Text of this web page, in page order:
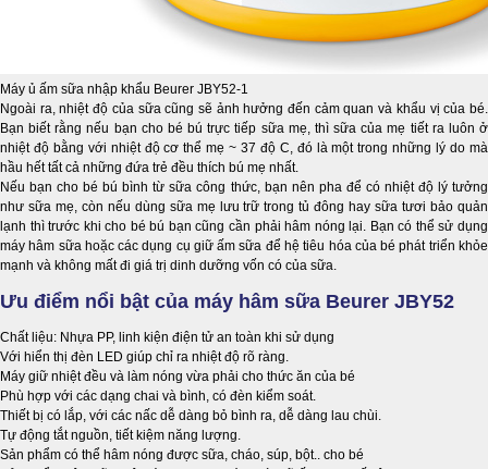
Máy ủ ấm sữa nhập khẩu Beurer JBY52-1
Ngoài ra, nhiệt độ của sữa cũng sẽ ảnh hưởng đến cảm quan và khẩu vị của bé.
Bạn biết rằng nếu bạn cho bé bú trực tiếp sữa mẹ, thì sữa của mẹ tiết ra luôn ở
nhiệt độ bằng với nhiệt độ cơ thể mẹ ~ 37 độ C, đó là một trong những lý do mà
hầu hết tất cả những đứa trẻ đều thích bú mẹ nhất.
Nếu bạn cho bé bú bình từ sữa công thức, bạn nên pha để có nhiệt độ lý tưởng
như sữa mẹ, còn nếu dùng sữa mẹ lưu trữ trong tủ đông hay sữa tươi bảo quản
lạnh thì trước khi cho bé bú bạn cũng cần phải hâm nóng lại. Bạn có thể sử dụng
máy hâm sữa hoặc các dụng cụ giữ ấm sữa để hệ tiêu hóa của bé phát triển khỏe
mạnh và không mất đi giá trị dinh dưỡng vốn có của sữa.
Ưu điểm nổi bật của máy hâm sữa Beurer JBY52
Chất liệu: Nhựa PP, linh kiện điện tử an toàn khi sử dụng
Với hiển thị đèn LED giúp chỉ ra nhiệt độ rõ ràng.
Máy giữ nhiệt đều và làm nóng vừa phải cho thức ăn của bé
Phù hợp với các dạng chai và bình, có đèn kiểm soát.
Thiết bị có lắp, với các nấc dễ dàng bỏ bình ra, dễ dàng lau chùi.
Tự động tắt nguồn, tiết kiệm năng lượng.
Sản phẩm có thể hâm nóng được sữa, cháo, súp, bột.. cho bé